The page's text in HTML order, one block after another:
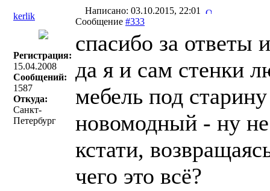
kerlik
Написано: 03.10.2015, 22:01
Сообщение #333
Регистрация:
15.04.2008
Сообщений:
1587
Откуда:
Санкт-
Петербург
спасибо за ответы
да я и сам стенки
мебель под
новомодный - ну не
кстати,
чего это всё?